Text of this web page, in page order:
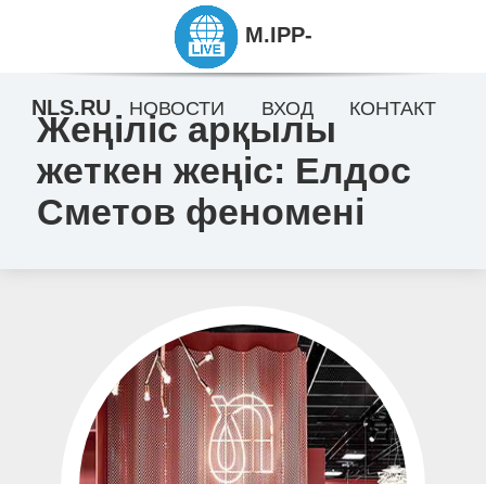
Жеңіліс арқылы
жеткен жеңіс: Елдос
Сметов феномені
M.IPP-
NLS.RU НОВОСТИ ВХОД КОНТАКТ